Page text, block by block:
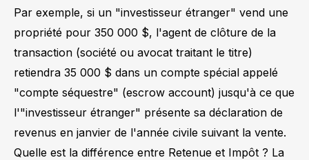
Par exemple, si un "investisseur étranger" vend une
propriété pour 350 000 $, l'agent de clôture de la
transaction (société ou avocat traitant le titre)
retiendra 35 000 $ dans un compte spécial appelé
"compte séquestre" (escrow account) jusqu'à ce que
l'"investisseur étranger" présente sa déclaration de
revenus en janvier de l'année civile suivant la vente.
Quelle est la différence entre Retenue et Impôt ? La